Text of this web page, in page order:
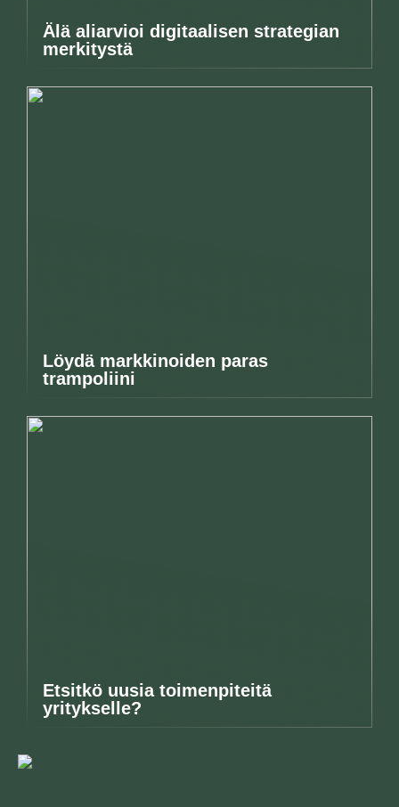
Älä aliarvioi digitaalisen strategian
merkitystä
Löydä markkinoiden paras
trampoliini
Etsitkö uusia toimenpiteitä
yritykselle?